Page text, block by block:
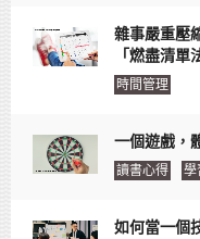
雜事嚴重壓
「燃盡清單
時間管理
一個遊戲，
讀書心得 學
如何當一個